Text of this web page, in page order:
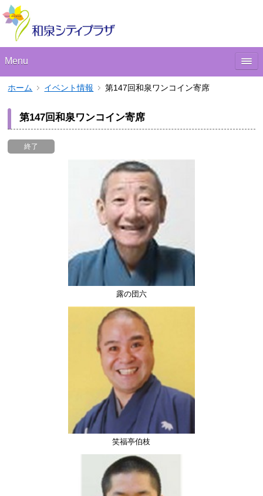
Menu
ホーム イベント情報 第147回和泉ワンコイン寄席
第147回和泉ワンコイン寄席
終了
露の団六
笑福亭伯枝